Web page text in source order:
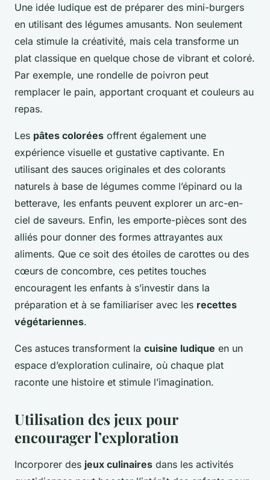
Une idée ludique est de préparer des mini-burgers
en utilisant des légumes amusants. Non seulement
cela stimule la créativité, mais cela transforme un
plat classique en quelque chose de vibrant et coloré.
Par exemple, une rondelle de poivron peut
remplacer le pain, apportant croquant et couleurs au
repas.
Les pâtes colorées offrent également une
expérience visuelle et gustative captivante. En
utilisant des sauces originales et des colorants
naturels à base de légumes comme l’épinard ou la
betterave, les enfants peuvent explorer un arc-en-
ciel de saveurs. Enfin, les emporte-pièces sont des
alliés pour donner des formes attrayantes aux
aliments. Que ce soit des étoiles de carottes ou des
cœurs de concombre, ces petites touches
encouragent les enfants à s’investir dans la
préparation et à se familiariser avec les recettes
végétariennes.
Ces astuces transforment la cuisine ludique en un
espace d’exploration culinaire, où chaque plat
raconte une histoire et stimule l’imagination.
Utilisation des jeux pour
encourager l’exploration
Incorporer des jeux culinaires dans les activités